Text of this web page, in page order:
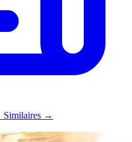
Similaires →